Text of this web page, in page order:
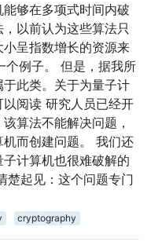
够在多项式时间内破
以前认为这些算法只
呈指数增长的资源来
个例子。 但是，据我所
此类。关于为量子计
阅读 研究人员已经开
算法不能解决问题，
而创建问题。 我们还
计算机也很难破解的
楚起见：这个问题专门
cryptography